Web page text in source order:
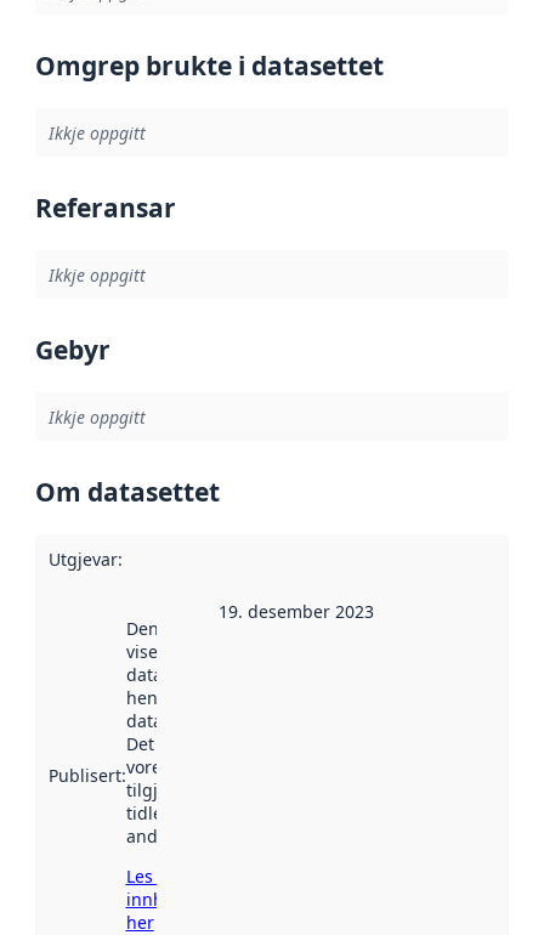
Omgrep brukte i datasettet
Ikkje oppgitt
Referansar
Ikkje oppgitt
Gebyr
Ikkje oppgitt
Om datasettet
Utgjevar:
Publisert:
Denne datoen
viser når
datasettet vart
henta inn av
data.norge.no.
Det kan ha
vore
tilgjengeleg
tidlegare
andre stader.
Les meir om
innhenting
her
19. desember 2023